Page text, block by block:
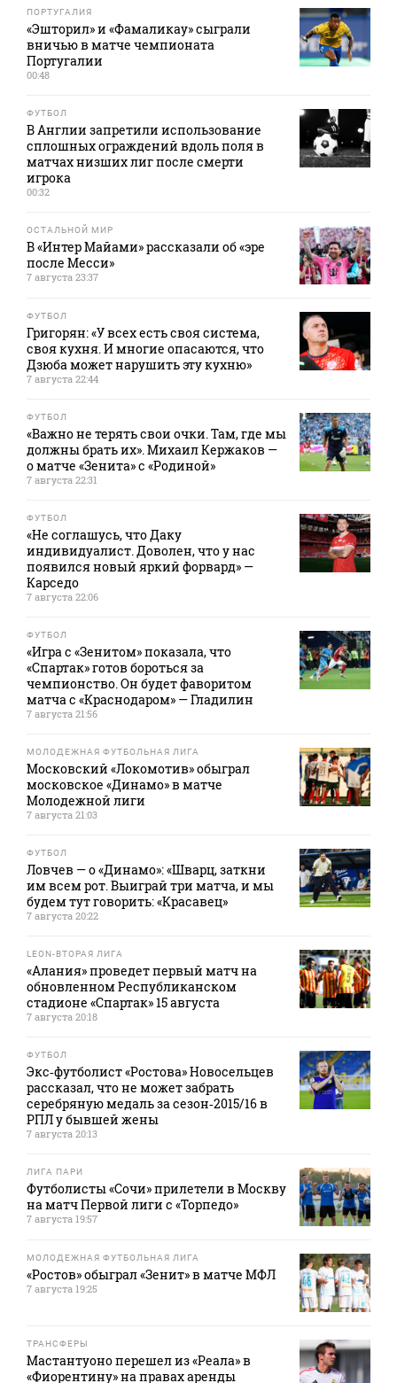
ПОРТУГАЛИЯ
«Эшторил» и «Фамаликау» сыграли
вничью в матче чемпионата
Португалии
00:48
ФУТБОЛ
В Англии запретили использование
сплошных ограждений вдоль поля в
матчах низших лиг после смерти
игрока
00:32
ОСТАЛЬНОЙ МИР
В «Интер Майами» рассказали об «эре
после Месси»
7 августа 23:37
ФУТБОЛ
Григорян: «У всех есть своя система,
своя кухня. И многие опасаются, что
Дзюба может нарушить эту кухню»
7 августа 22:44
ФУТБОЛ
«Важно не терять свои очки. Там, где мы
должны брать их». Михаил Кержаков —
о матче «Зенита» с «Родиной»
7 августа 22:31
ФУТБОЛ
«Не соглашусь, что Даку
индивидуалист. Доволен, что у нас
появился новый яркий форвард» —
Карседо
7 августа 22:06
ФУТБОЛ
«Игра с «Зенитом» показала, что
«Спартак» готов бороться за
чемпионство. Он будет фаворитом
матча с «Краснодаром» — Гладилин
7 августа 21:56
МОЛОДЕЖНАЯ ФУТБОЛЬНАЯ ЛИГА
Московский «Локомотив» обыграл
московское «Динамо» в матче
Молодежной лиги
7 августа 21:03
ФУТБОЛ
Ловчев — о «Динамо»: «Шварц, заткни
им всем рот. Выиграй три матча, и мы
будем тут говорить: «Красавец»
7 августа 20:22
LEON-ВТОРАЯ ЛИГА
«Алания» проведет первый матч на
обновленном Республиканском
стадионе «Спартак» 15 августа
7 августа 20:18
ФУТБОЛ
Экс‑футболист «Ростова» Новосельцев
рассказал, что не может забрать
серебряную медаль за сезон‑2015/16 в
РПЛ у бывшей жены
7 августа 20:13
ЛИГА ПАРИ
Футболисты «Сочи» прилетели в Москву
на матч Первой лиги с «Торпедо»
7 августа 19:57
МОЛОДЕЖНАЯ ФУТБОЛЬНАЯ ЛИГА
«Ростов» обыграл «Зенит» в матче МФЛ
7 августа 19:25
ТРАНСФЕРЫ
Мастантуоно перешел из «Реала» в
«Фиорентину» на правах аренды